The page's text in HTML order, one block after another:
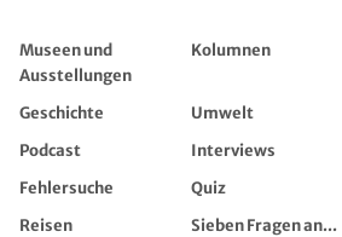
Museen und
Ausstellungen
Kolumnen
Geschichte Umwelt
Podcast
Interviews
Fehlersuche
Quiz
Reisen
Sieben Fragen an...